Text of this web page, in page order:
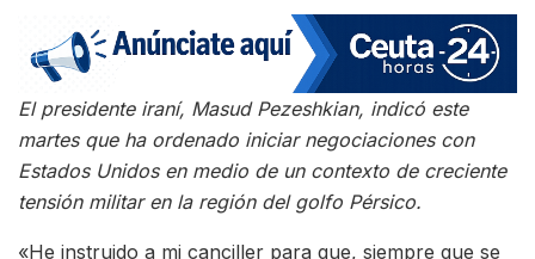
El presidente iraní, Masud Pezeshkian, indicó este
martes que ha ordenado iniciar negociaciones con
Estados Unidos en medio de un contexto de creciente
tensión militar en la región del golfo Pérsico.
«He instruido a mi canciller para que, siempre que se